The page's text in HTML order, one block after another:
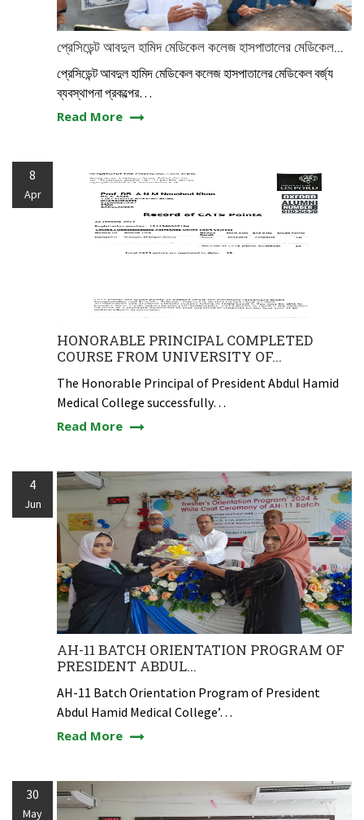
প্রেসিডেন্ট আবদুল হামিদ মেডিকেল কলেজ হাসপাতালের মেডিকেল...
প্রেসিডেন্ট আবদুল হামিদ মেডিকেল কলেজ হাসপাতালের মেডিকেল বর্জ্য
ব্যবস্থাপনা প্রকল্পের…
Read More
8
Apr
HONORABLE PRINCIPAL COMPLETED
COURSE FROM UNIVERSITY OF...
The Honorable Principal of President Abdul Hamid
Medical College successfully…
Read More
4
Jun
AH-11 BATCH ORIENTATION PROGRAM OF
PRESIDENT ABDUL...
AH-11 Batch Orientation Program of President
Abdul Hamid Medical College’…
Read More
30
May